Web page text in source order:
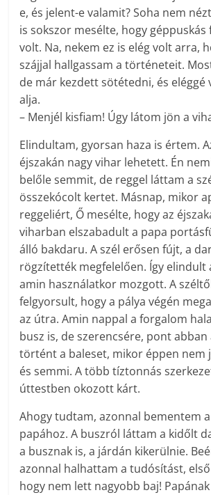
e, és jelent-e valamit? Soha nem
is sokszor mesélte, hogy
volt. Na, nekem ez is elég volt arra,
szájjal hallgassam a történeteit.
de már kezdett sötétedni, és eléggé
alja.
– Menjél kisfiam! Úgy látom jön a
Elindultam, gyorsan haza is értem.
éjszakán nagy vihar lehetett. Én
belőle semmit, de reggel láttam a
összekócolt kertet. Másnap, mikor
reggeliért, Ő mesélte, hogy az
viharban elszabadult a papa
álló bakdaru. A szél erősen fújt, a
rögzítették megfelelően. Így elindult
amin használatkor mozgott. A
felgyorsult, hogy a pálya végén
az útra. Amin nappal a forgalom
busz is, de szerencsére, pont abban
történt a baleset, mikor éppen nem
és semmi. A több tíztonnás
úttestben okozott kárt.
Ahogy tudtam, azonnal bementem
papához. A buszról láttam a kidőlt
a busznak is, a járdán kikerülnie.
azonnal halhattam a tudósítást,
hogy nem lett nagyobb baj!